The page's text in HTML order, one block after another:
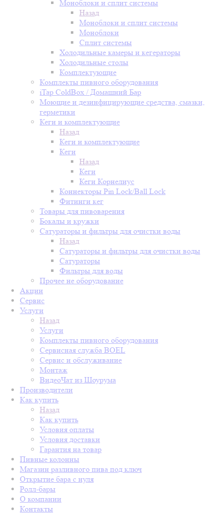
Моноблоки и сплит системы
Назад
Моноблоки и сплит системы
Моноблоки
Сплит системы
Холодильные камеры и кегераторы
Холодильные столы
Комплектующие
Комплекты пивного оборудования
iTap ColdBox / Домашний Бар
Моющие и дезинфицирующие средства, смазки,
герметики
Кеги и комплектующие
Назад
Кеги и комплектующие
Кеги
Назад
Кеги
Кеги Корнелиус
Коннекторы Pin Lock/Ball Lock
Фитинги кег
Товары для пивоварения
Бокалы и кружки
Сатураторы и фильтры для очистки воды
Назад
Сатураторы и фильтры для очистки воды
Сатураторы
Фильтры для воды
Прочее не оборудование
Акции
Сервис
Услуги
Назад
Услуги
Комплекты пивного оборудования
Сервисная служба BOEL
Сервис и обслуживание
Монтаж
ВидеоЧат из Шоурума
Производители
Как купить
Назад
Как купить
Условия оплаты
Условия доставки
Гарантия на товар
Пивные колонны
Магазин разливного пива под ключ
Открытие бара с нуля
Ролл-бары
О компании
Контакты